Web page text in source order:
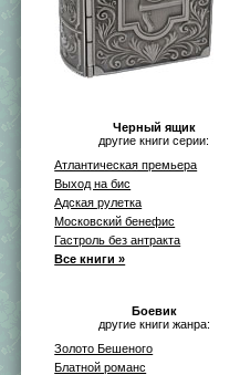
Черный ящик
другие книги серии:
Атлантическая премьера
Выход на бис
Адская рулетка
Московский бенефис
Гастроль без антракта
Все книги »
Боевик
другие книги жанра:
Золото Бешеного
Блатной романс